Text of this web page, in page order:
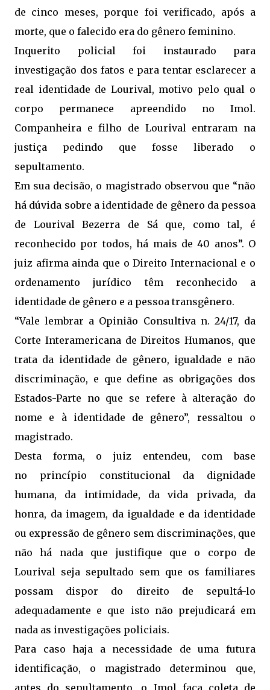
de cinco meses, porque foi verificado, após a
morte, que o falecido era do gênero feminino.
Inquerito policial foi instaurado para
investigação dos fatos e para tentar esclarecer a
real identidade de Lourival, motivo pelo qual o
corpo permanece apreendido no Imol.
Companheira e filho de Lourival entraram na
justiça pedindo que fosse liberado o
sepultamento.
Em sua decisão, o magistrado observou que “não
há dúvida sobre a identidade de gênero da pessoa
de Lourival Bezerra de Sá que, como tal, é
reconhecido por todos, há mais de 40 anos”. O
juiz afirma ainda que o Direito Internacional e o
ordenamento jurídico têm reconhecido a
identidade de gênero e a pessoa transgênero.
“Vale lembrar a Opinião Consultiva n. 24/17, da
Corte Interamericana de Direitos Humanos, que
trata da identidade de gênero, igualdade e não
discriminação, e que define as obrigações dos
Estados-Parte no que se refere à alteração do
nome e à identidade de gênero”, ressaltou o
magistrado.
Desta forma, o juiz entendeu, com base
no princípio constitucional da dignidade
humana, da intimidade, da vida privada, da
honra, da imagem, da igualdade e da identidade
ou expressão de gênero sem discriminações, que
não há nada que justifique que o corpo de
Lourival seja sepultado sem que os familiares
possam dispor do direito de sepultá-lo
adequadamente e que isto não prejudicará em
nada as investigações policiais.
Para caso haja a necessidade de uma futura
identificação, o magistrado determinou que,